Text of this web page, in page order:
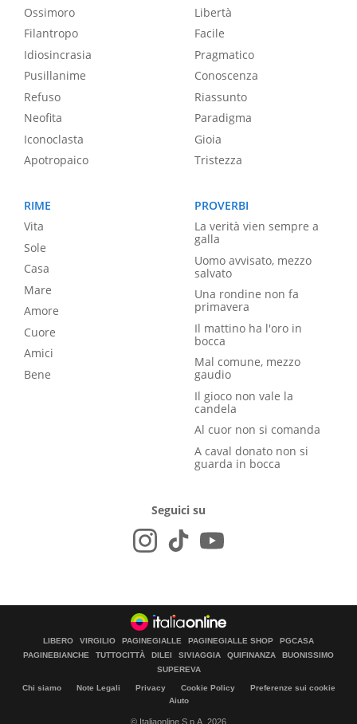
Ossimoro
Filantropo
Idiosincrasia
Pusillanime
Refuso
Neofita
Iconoclasta
Apotropaico
Libertà
Facile
Pragmatico
Conoscenza
Riassunto
Paradigma
Gioia
Tristezza
RIME
Vita
Sole
Casa
Mare
Amore
Cuore
Amici
Bene
PROVERBI
La verità vien sempre a
galla
Uomo avvisato, mezzo
salvato
Una rondine non fa
primavera
Il mattino ha l'oro in
bocca
Mal comune, mezzo
gaudio
Il gioco non vale la
candela
Al cuor non si comanda
A caval donato non si
guarda in bocca
Seguici su
LIBERO VIRGILIO PAGINEGIALLE PAGINEGIALLE SHOP
PGCASA
PAGINEBIANCHE
TUTTOCITTÀ DILEI SIVIAGGIA QUIFINANZA
BUONISSIMO
SUPEREVA
Chi siamo Note Legali Privacy Cookie Policy
Preferenze sui cookie
Aiuto
© Italiaonline S.p.A. 2026